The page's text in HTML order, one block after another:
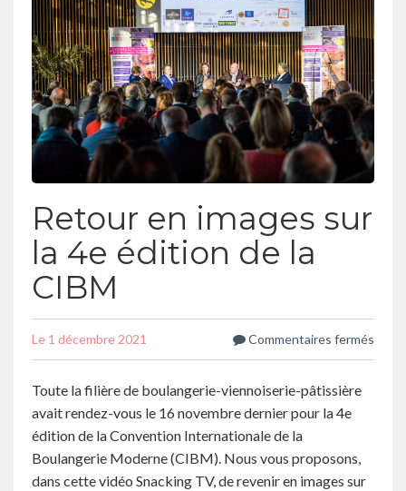
Retour en images sur
la 4e édition de la
CIBM
Le 1 décembre 2021 Commentaires fermés
en
Toute la filière de boulangerie-viennoiserie-pâtissière
avait rendez-vous le 16 novembre dernier pour la 4e
édition de la Convention Internationale de la
Boulangerie Moderne (CIBM). Nous vous proposons,
dans cette vidéo Snacking TV, de revenir en images sur